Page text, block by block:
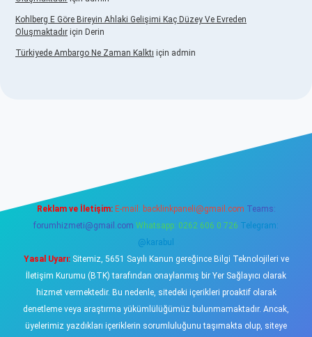
Kohlberg E Göre Bireyin Ahlaki Gelişimi Kaç Düzey Ve Evreden
Oluşmaktadır için Derin
Türkiyede Ambargo Ne Zaman Kalktı için admin
Reklam ve İletişim: E-mail: backlinkpaneli@gmail.com Teams:
forumhizmeti@gmail.com Whatsapp: 0262 606 0 726 Telegram:
@karabul
Yasal Uyarı:Sitemiz, 5651 Sayılı Kanun gereğince Bilgi Teknolojileri ve
İletişim Kurumu (BTK) tarafından onaylanmış bir Yer Sağlayıcı olarak
hizmet vermektedir. Bu nedenle, sitedeki içerikleri proaktif olarak
denetleme veya araştırma yükümlülüğümüz bulunmamaktadır. Ancak,
üyelerimiz yazdıkları içeriklerin sorumluluğunu taşımakta olup, siteye